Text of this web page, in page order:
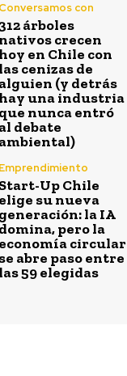
Conversamos con
árboles
nativos crecen
hoy en Chile con
las cenizas de
alguien (y detrás
hay una industria
que nunca entró
al debate
ambiental)
Emprendimiento
Start-Up Chile
elige su nueva
generación: la IA
domina, pero la
economía circular
se abre paso entre
las 59 elegidas